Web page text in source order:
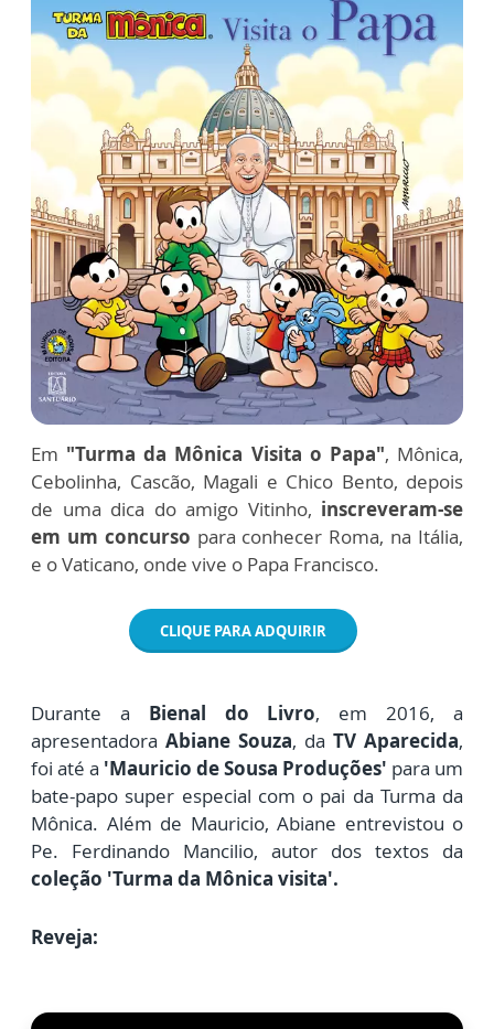
Em "Turma da Mônica Visita o Papa", Mônica,
Cebolinha, Cascão, Magali e Chico Bento, depois
de uma dica do amigo Vitinho, inscreveram-se
em um concurso para conhecer Roma, na Itália,
e o Vaticano, onde vive o Papa Francisco.
CLIQUE PARA ADQUIRIR
Durante a Bienal do Livro, em 2016, a
apresentadora Abiane Souza, da TV Aparecida,
foi até a 'Mauricio de Sousa Produções' para um
bate-papo super especial com o pai da Turma da
Mônica. Além de Mauricio, Abiane entrevistou o
Pe. Ferdinando Mancilio, autor dos textos da
coleção 'Turma da Mônica visita'.
Reveja: